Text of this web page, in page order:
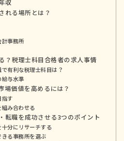
収
れる場所とは？
計事務所
？税理士科目合格者の求人事情
有利な税理士科目は？
与水準
場価値を高めるには？
指す
み合わせる
転職を成功させる3つのポイント
分にリサーチする
る事務所を選ぶ